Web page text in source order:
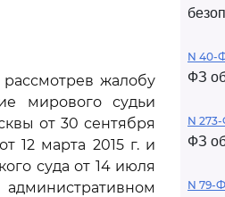
жалобу
мирового судьи
от 30 сентября
12 марта 2015 г. и
суда от 14 июля
N 40-
ФЗ
N 273-
ФЗ
N 79-